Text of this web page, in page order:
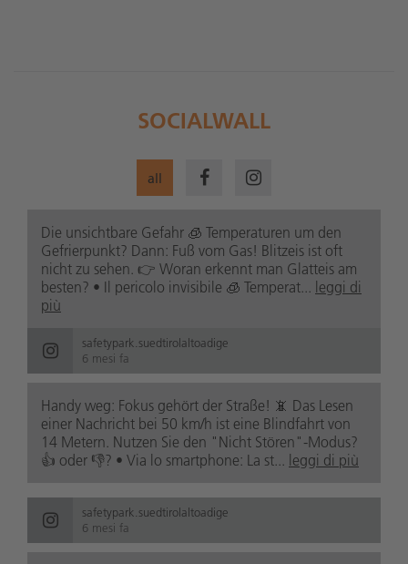
SOCIALWALL
all
Die unsichtbare Gefahr 🧊 Temperaturen um den
Gefrierpunkt? Dann: Fuß vom Gas! Blitzeis ist oft
nicht zu sehen. 👉 Woran erkennt man Glatteis am
besten? • Il pericolo invisibile 🧊 Temperat... leggi di
più
safetypark.suedtirolaltoadige
6 mesi fa
Handy weg: Fokus gehört der Straße! 📵 Das Lesen
einer Nachricht bei 50 km/h ist eine Blindfahrt von
14 Metern. Nutzen Sie den "Nicht Stören"-Modus?
👍 oder 👎? • Via lo smartphone: La st... leggi di più
safetypark.suedtirolaltoadige
6 mesi fa